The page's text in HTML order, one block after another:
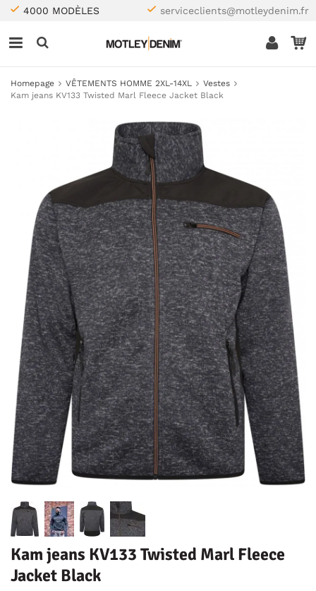
4000 MODÈLES serviceclients@motleydenim.fr
Homepage VÊTEMENTS HOMME 2XL-14XL
Vestes
Kam jeans KV133 Twisted Marl Fleece Jacket Black
Kam jeans KV133 Twisted Marl Fleece
Jacket Black